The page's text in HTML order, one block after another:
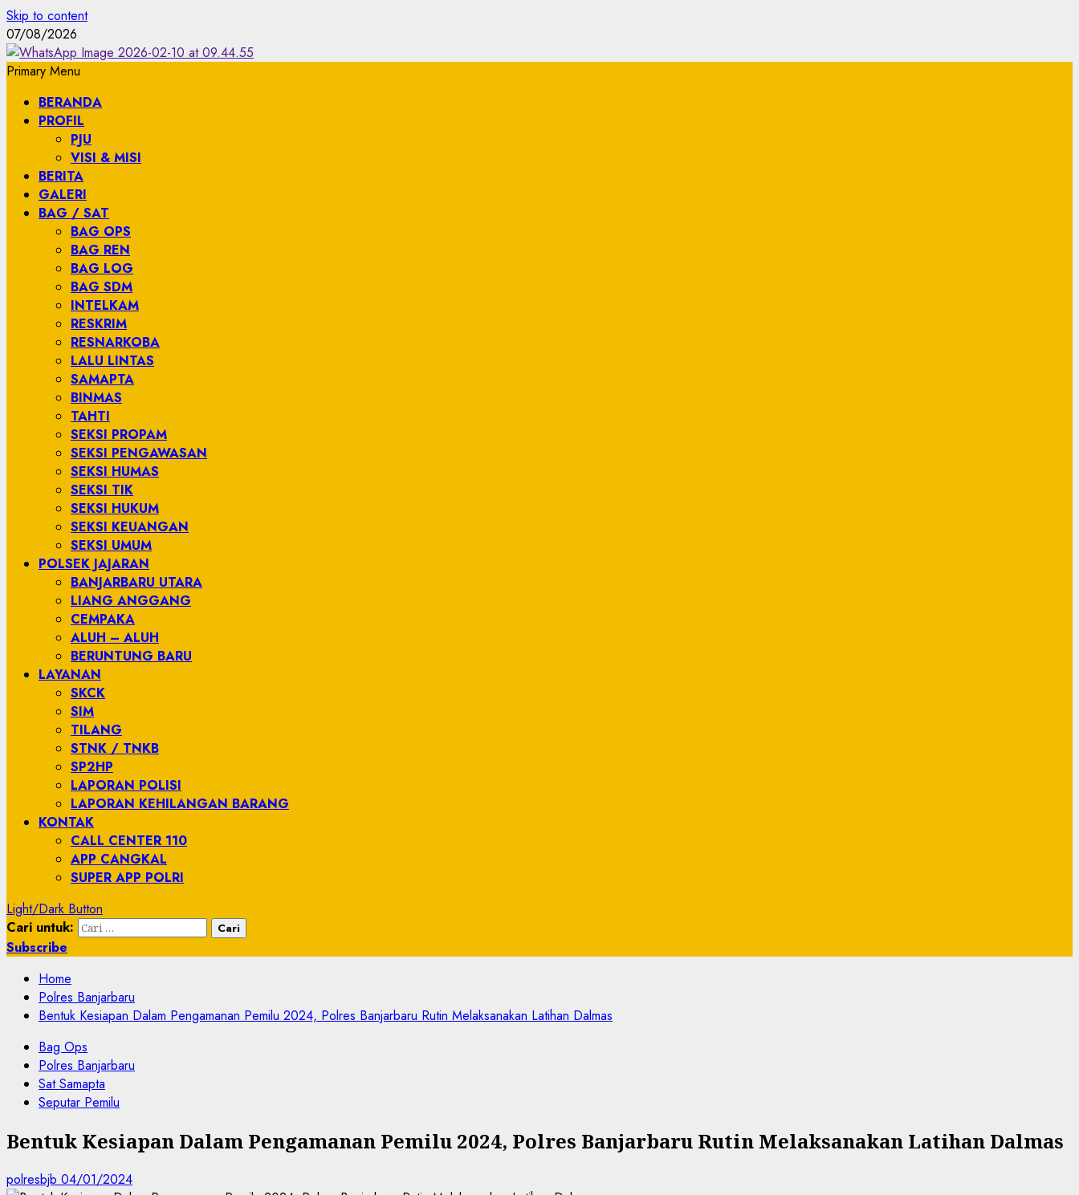
Skip to content
07/08/2026
Primary Menu
BERANDA
PROFIL
PJU
VISI & MISI
BERITA
GALERI
BAG / SAT
BAG OPS
BAG REN
BAG LOG
BAG SDM
INTELKAM
RESKRIM
RESNARKOBA
LALU LINTAS
SAMAPTA
BINMAS
TAHTI
SEKSI PROPAM
SEKSI PENGAWASAN
SEKSI HUMAS
SEKSI TIK
SEKSI HUKUM
SEKSI KEUANGAN
SEKSI UMUM
POLSEK JAJARAN
BANJARBARU UTARA
LIANG ANGGANG
CEMPAKA
ALUH – ALUH
BERUNTUNG BARU
LAYANAN
SKCK
SIM
TILANG
STNK / TNKB
SP2HP
LAPORAN POLISI
LAPORAN KEHILANGAN BARANG
KONTAK
CALL CENTER 110
APP CANGKAL
SUPER APP POLRI
Light/Dark Button
Cari untuk:
Subscribe
Home
Polres Banjarbaru
Bentuk Kesiapan Dalam Pengamanan Pemilu 2024, Polres Banjarbaru Rutin Melaksanakan Latihan Dalmas
Bag Ops
Polres Banjarbaru
Sat Samapta
Seputar Pemilu
Bentuk Kesiapan Dalam Pengamanan Pemilu 2024, Polres Banjarbaru Rutin Melaksanakan Latihan Dalmas
polresbjb 04/01/2024